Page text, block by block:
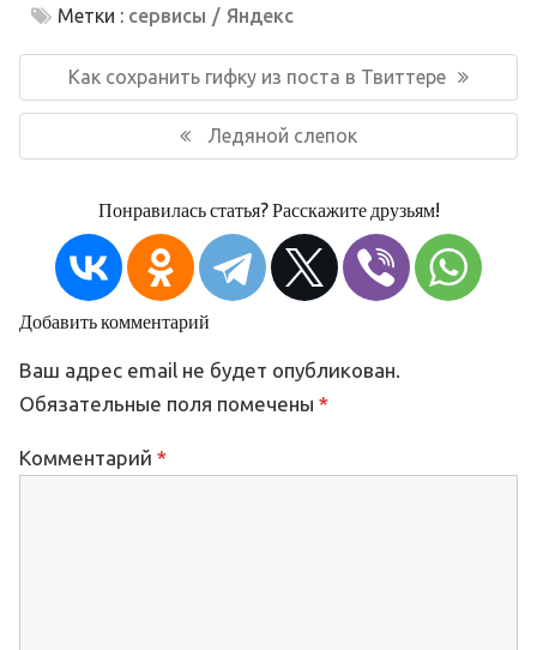
Метки : сервисы Яндекс
записям
Предыдущая
запись:
Как сохранить гифку из поста в Твиттере
Следующая
запись:
Ледяной слепок
Понравилась статья? Расскажите друзьям!
Добавить комментарий
Ваш адрес email не будет опубликован.
Обязательные поля помечены *
Комментарий *